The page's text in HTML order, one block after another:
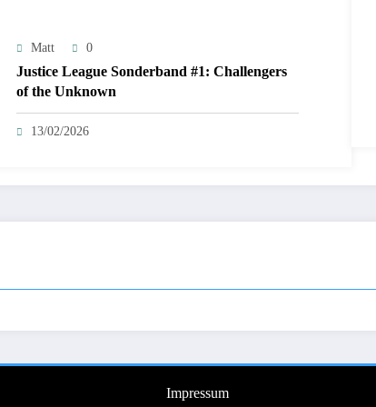
Matt 0
Justice League Sonderband #1: Challengers
of the Unknown
13/02/2026
Impressum